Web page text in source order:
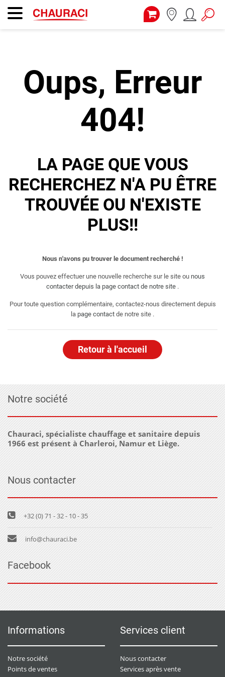
Oups, Erreur
404!
LA PAGE QUE VOUS
RECHERCHEZ N'A PU ÊTRE
TROUVÉE OU N'EXISTE
PLUS!!
Nous n'avons pu trouver le document recherché !
Vous pouvez effectuer une nouvelle recherche sur le site ou nous
contacter depuis la page contact de notre site .
Pour toute question complémentaire, contactez-nous directement depuis
la page contact de notre site .
Retour à l'accueil
Notre société
Chauraci, spécialiste chauffage et sanitaire depuis
1966 est présent à Charleroi, Namur et Liège.
Nous contacter
+32 (0) 71 - 32 - 10 - 35
info@chauraci.be
Facebook
Informations
Notre société
Points de ventes
Services client
Nous contacter
Services après vente